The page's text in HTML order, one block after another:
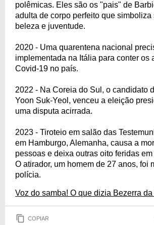
polêmicas. Eles são os "pais" de
adulta de corpo perfeito que simboliza
beleza e juventude.
2020 - Uma quarentena nacional
implementada na Itália para conter os
Covid-19 no país.
2022 - Na Coreia do Sul, o candidato
Yoon Suk-Yeol, venceu a eleição
uma disputa acirrada.
2023 - Tiroteio em salão das
em Hamburgo, Alemanha, causa a
pessoas e deixa outras oito feridas
O atirador, um homem de 27 anos, foi
polícia.
Voz do samba! O que dizia Bezerra
COPIAR